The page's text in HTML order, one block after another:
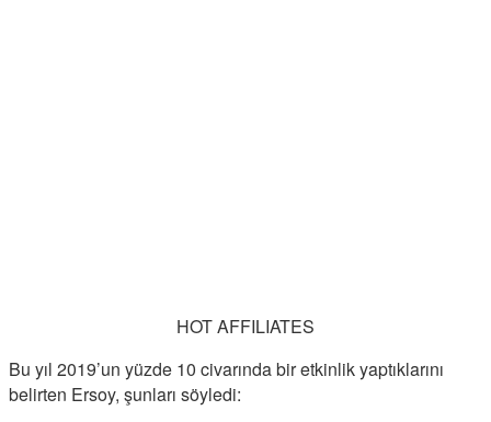
HOT AFFILIATES
Bu yıl 2019’un yüzde 10 civarında bir etkinlik yaptıklarını
belirten Ersoy, şunları söyledi: